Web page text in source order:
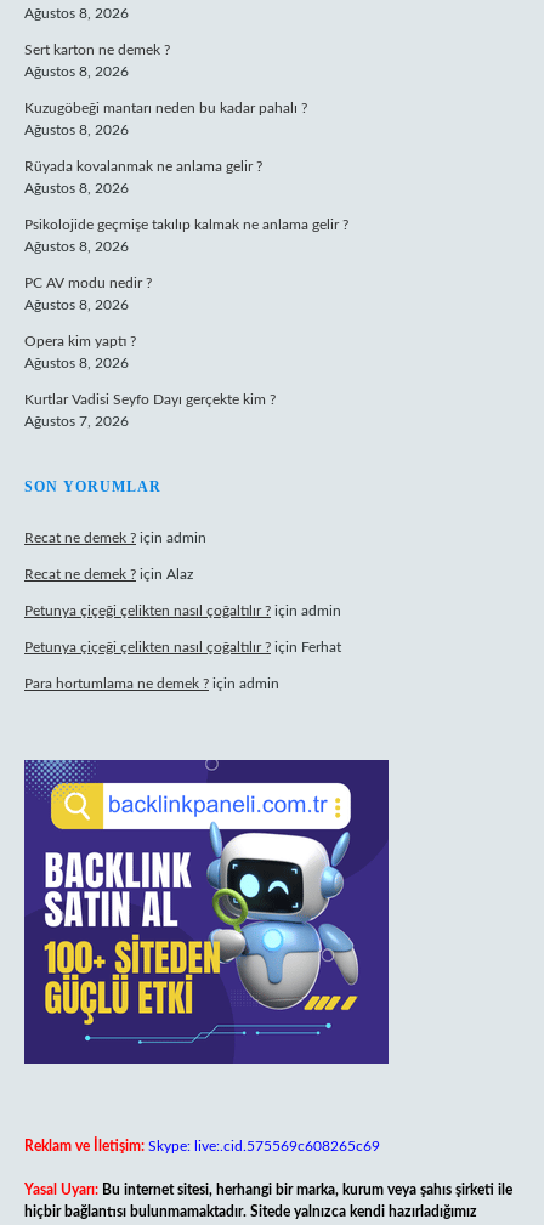
Ağustos 8, 2026
Sert karton ne demek ?
Ağustos 8, 2026
Kuzugöbeği mantarı neden bu kadar pahalı ?
Ağustos 8, 2026
Rüyada kovalanmak ne anlama gelir ?
Ağustos 8, 2026
Psikolojide geçmişe takılıp kalmak ne anlama gelir ?
Ağustos 8, 2026
PC AV modu nedir ?
Ağustos 8, 2026
Opera kim yaptı ?
Ağustos 8, 2026
Kurtlar Vadisi Seyfo Dayı gerçekte kim ?
Ağustos 7, 2026
SON YORUMLAR
Recat ne demek ? için admin
Recat ne demek ? için Alaz
Petunya çiçeği çelikten nasıl çoğaltılır ? için admin
Petunya çiçeği çelikten nasıl çoğaltılır ? için Ferhat
Para hortumlama ne demek ? için admin
Reklam ve İletişim: Skype: live:.cid.575569c608265c69
Yasal Uyarı: Bu internet sitesi, herhangi bir marka, kurum veya şahıs şirketi ile
hiçbir bağlantısı bulunmamaktadır. Sitede yalnızca kendi hazırladığımız